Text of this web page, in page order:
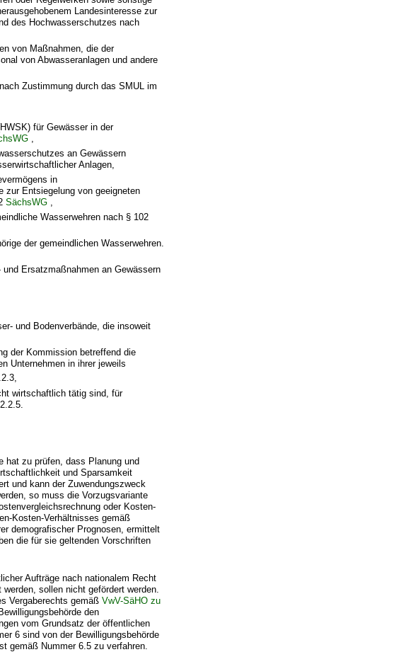
Landesinteresse zur
des Hochwasserschutzes nach
von Maßnahmen, die der
von Abwasseranlagen und andere
Zustimmung durch das SMUL im
für Gewässer in der
an Gewässern
Anlagen,
in
zur Entsiegelung von geeigneten
SächsWG
Wasserwehren nach § 102
der gemeindlichen Wasserwehren.
Ersatzmaßnahmen an Gewässern
und Bodenverbände, die insoweit
der Kommission betreffend die
Unternehmen in ihrer jeweils
wirtschaftlich tätig sind, für
hat zu prüfen, dass Planung und
und Sparsamkeit
und kann der Zuwendungszweck
so muss die Vorzugsvariante
oder Kosten-
Kosten-Verhältnisses gemäß
demografischer Prognosen, ermittelt
die für sie geltenden Vorschriften
Aufträge nach nationalem Recht
sollen nicht gefördert werden.
Vergaberechts gemäßVwV-SäHO zu
den
vom Grundsatz der öffentlichen
6 sind von der Bewilligungsbehörde
gemäß Nummer 6.5 zu verfahren.